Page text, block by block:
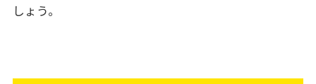
しょう。